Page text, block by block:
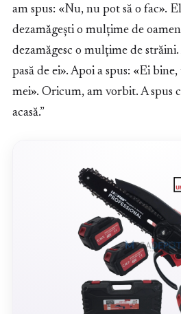
am spus: «Nu, nu pot să o fac».
dezamăgești o mulțime de
dezamăgesc o mulțime de
pasă de ei». Apoi a spus: «Ei
mei». Oricum, am vorbit. A spus
acasă.”